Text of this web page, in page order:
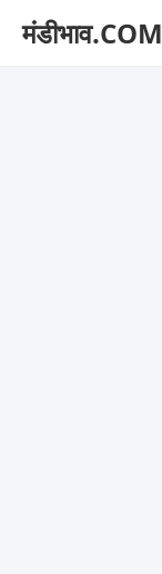
मंडीभाव.COM